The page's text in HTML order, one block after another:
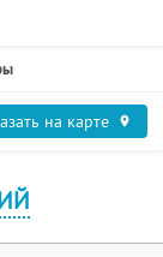
на карте